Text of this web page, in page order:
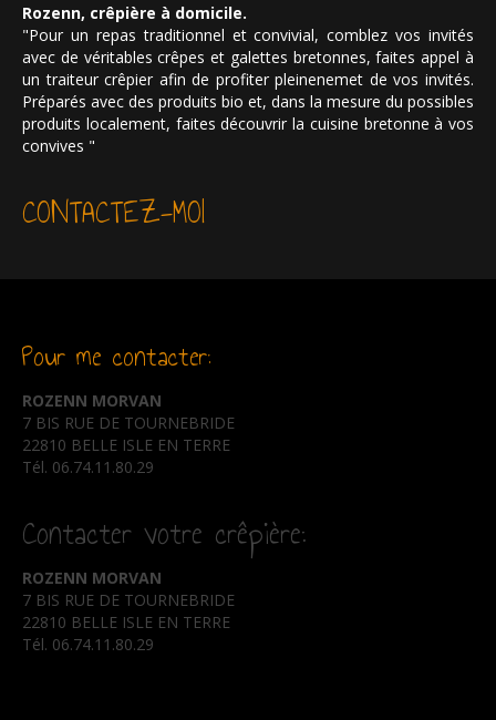
Rozenn, crêpière à domicile.
"Pour un repas traditionnel et convivial, comblez vos invités
avec de véritables crêpes et galettes bretonnes, faites appel à
un traiteur crêpier afin de profiter pleinenemet de vos invités.
Préparés avec des produits bio et, dans la mesure du possibles
produits localement, faites découvrir la cuisine bretonne à vos
convives "
CONTACTEZ-MOI
Pour me contacter:
ROZENN MORVAN
7 BIS RUE DE TOURNEBRIDE
22810 BELLE ISLE EN TERRE
Tél. 06.74.11.80.29
Contacter votre crêpière:
ROZENN MORVAN
7 BIS RUE DE TOURNEBRIDE
22810 BELLE ISLE EN TERRE
Tél. 06.74.11.80.29